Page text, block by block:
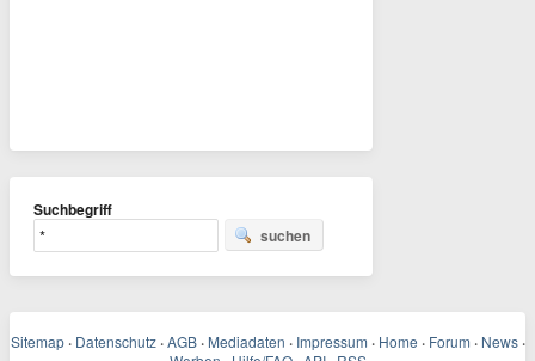
Suchbegriff
suchen
Sitemap · Datenschutz · AGB · Mediadaten · Impressum · Home · Forum · News ·